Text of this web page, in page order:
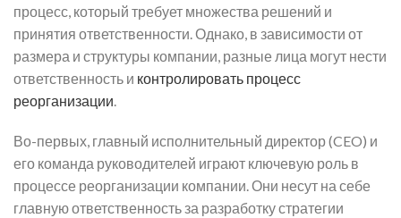
процесс, который требует множества решений и
принятия ответственности. Однако, в зависимости от
размера и структуры компании, разные лица могут нести
ответственность и контролировать процесс
реорганизации.
Во-первых, главный исполнительный директор (CEO) и
его команда руководителей играют ключевую роль в
процессе реорганизации компании. Они несут на себе
главную ответственность за разработку стратегии